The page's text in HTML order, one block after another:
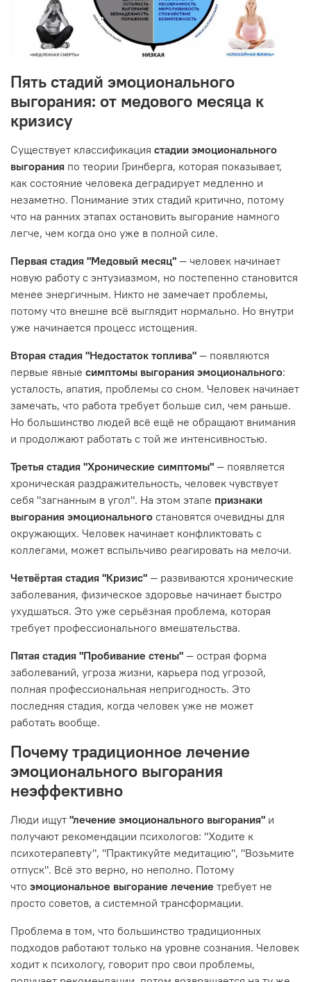
Пять стадий эмоционального
выгорания: от медового месяца к
кризису
Существует классификация стадии эмоционального
выгорания по теории Гринберга, которая показывает,
как состояние человека деградирует медленно и
незаметно. Понимание этих стадий критично, потому
что на ранних этапах остановить выгорание намного
легче, чем когда оно уже в полной силе.
Первая стадия "Медовый месяц" — человек начинает
новую работу с энтузиазмом, но постепенно становится
менее энергичным. Никто не замечает проблемы,
потому что внешне всё выглядит нормально. Но внутри
уже начинается процесс истощения.
Вторая стадия "Недостаток топлива" — появляются
первые явные симптомы выгорания эмоционального:
усталость, апатия, проблемы со сном. Человек начинает
замечать, что работа требует больше сил, чем раньше.
Но большинство людей всё ещё не обращают внимания
и продолжают работать с той же интенсивностью.
Третья стадия "Хронические симптомы" — появляется
хроническая раздражительность, человек чувствует
себя "загнанным в угол". На этом этапе признаки
выгорания эмоционального становятся очевидны для
окружающих. Человек начинает конфликтовать с
коллегами, может вспыльчиво реагировать на мелочи.
Четвёртая стадия "Кризис" — развиваются хронические
заболевания, физическое здоровье начинает быстро
ухудшаться. Это уже серьёзная проблема, которая
требует профессионального вмешательства.
Пятая стадия "Пробивание стены" — острая форма
заболеваний, угроза жизни, карьера под угрозой,
полная профессиональная непригодность. Это
последняя стадия, когда человек уже не может
работать вообще.
Почему традиционное лечение
эмоционального выгорания
неэффективно
Люди ищут "лечение эмоционального выгорания" и
получают рекомендации психологов: "Ходите к
психотерапевту", "Практикуйте медитацию", "Возьмите
отпуск". Всё это верно, но неполно. Потому
что эмоциональное выгорание лечение требует не
просто советов, а системной трансформации.
Проблема в том, что большинство традиционных
подходов работают только на уровне сознания. Человек
ходит к психологу, говорит про свои проблемы,